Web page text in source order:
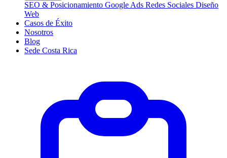
SEO & Posicionamiento Google Ads Redes Sociales Diseño
Web
Casos de Éxito
Nosotros
Blog
Sede Costa Rica